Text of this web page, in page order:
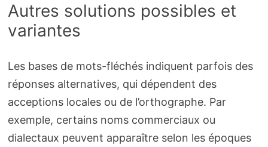
Autres solutions possibles et
variantes
Les bases de mots-fléchés indiquent parfois des
réponses alternatives, qui dépendent des
acceptions locales ou de l’orthographe. Par
exemple, certains noms commerciaux ou
dialectaux peuvent apparaître selon les époques